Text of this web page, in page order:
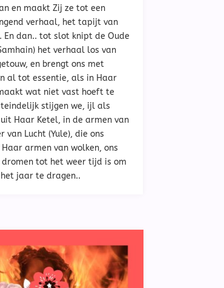
en maakt Zij ze tot een
verhaal, het tapijt van
En dan.. tot slot knipt de Oude
het verhaal los van
en brengt ons met
al tot essentie, als in Haar
wat niet vast hoeft te
stijgen we, ijl als
Haar Ketel, in de armen van
van Lucht (Yule), die ons
armen van wolken, ons
tot het weer tijd is om
jaar te dragen..